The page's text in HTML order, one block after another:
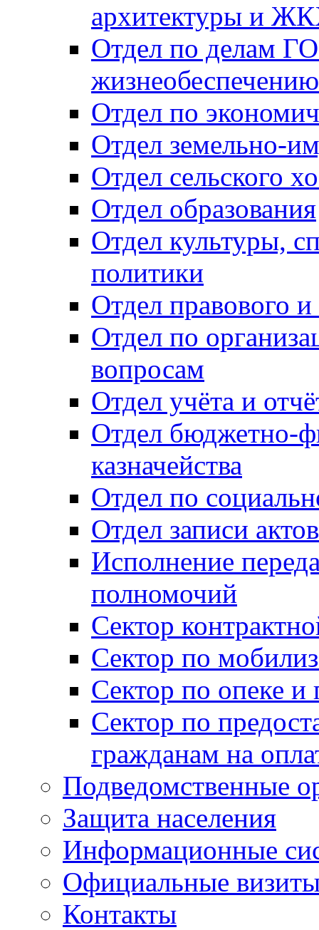
архитектуры и
Отдел по делам
Отдел по
Отдел земельно-
Отдел сельского
Отдел образования
Отдел культуры,
политики
Отдел правового
Отдел по
вопросам
Отдел учёта и
Отдел бюджетно-
казначейства
Отдел по
Отдел записи
Исполнение
полномочий
Сектор
Сектор по
Сектор по опеке и
Сектор по
гражданам на
Подведомственные
Защита населения
Информационные
Официальные
Контакты